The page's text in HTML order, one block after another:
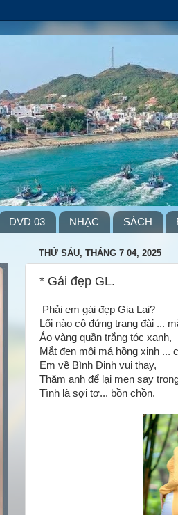
DVD 03 NHẠC SÁCH
THỨ SÁU, THÁNG 7 04, 2025
* Gái đẹp GL.
Phải em gái đẹp Gia Lai?
Lối nào cô đứng trang đài ...
Áo vàng quần trắng tóc xanh,
Mắt đen môi má hồng xinh ...
Em về Bình Định vui thay,
Thăm anh để lại men say
Tình là sợi tơ... bồn chồn.